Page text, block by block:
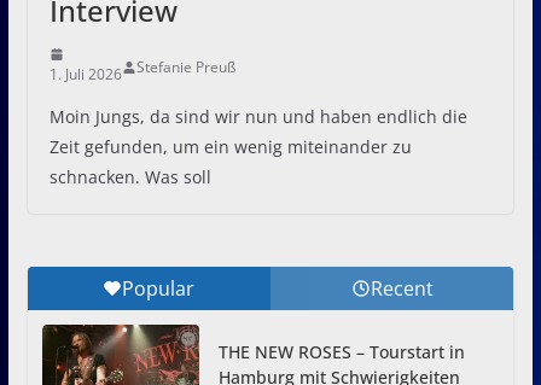
Interview
1. Juli 2026 Stefanie Preuß
Moin Jungs, da sind wir nun und haben endlich die
Zeit gefunden, um ein wenig miteinander zu
schnacken. Was soll
Popular Recent
THE NEW ROSES – Tourstart in
Hamburg mit Schwierigkeiten